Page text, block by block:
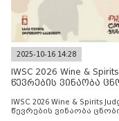
2025-10-16 14:28
IWSC 2026 Wine &
წევრების ვინაობა
IWSC 2026 Wine & Spirits
წევრების ვინაობა